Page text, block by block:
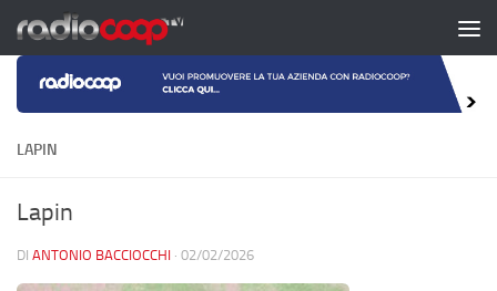
Salta al contenuto
LAPIN
Lapin
DI ANTONIO BACCIOCCHI · 02/02/2026